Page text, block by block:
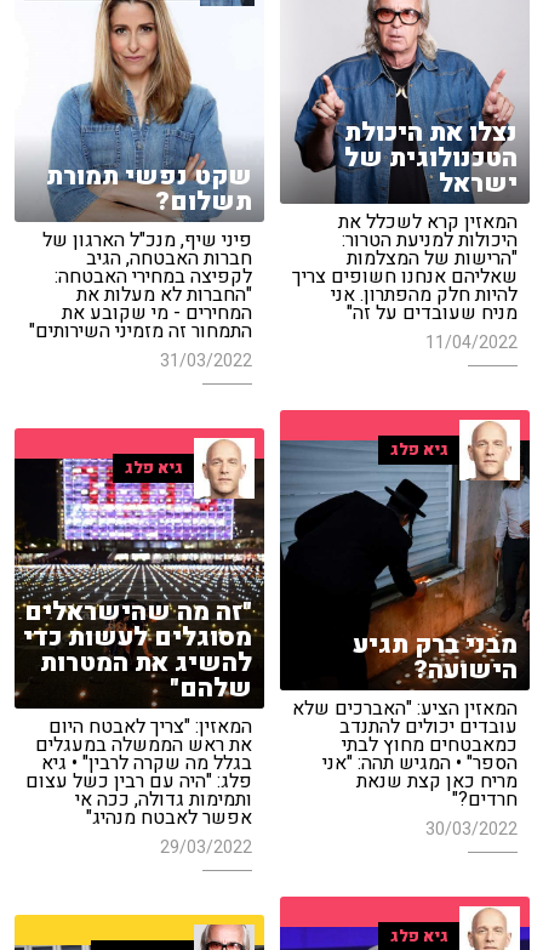
נצלו את היכולת
הטכנולוגית של
ישראל
המאזין קרא לשכלל את
היכולות למניעת הטרור:
"הרישות של המצלמות
שאליהם אנחנו חשופים צריך
להיות חלק מהפתרון. אני
מניח שעובדים על זה"
11/04/2022
שקט נפשי תמורת
תשלום?
פיני שיף, מנכ"ל הארגון של
חברות האבטחה, הגיב
לקפיצה במחירי האבטחה:
"החברות לא מעלות את
המחירים - מי שקובע את
התמחור זה מזמיני השירותים"
31/03/2022
גיא פלג
מבני ברק תגיע
הישועה?
המאזין הציע: "האברכים שלא
עובדים יכולים להתנדב
כמאבטחים מחוץ לבתי
הספר" • המגיש תהה: "אני
מריח כאן קצת שנאת
חרדים?"
30/03/2022
גיא פלג
"זה מה שהישראלים
מסוגלים לעשות כדי
להשיג את המטרות
שלהם"
המאזין: "צריך לאבטח היום
את ראש הממשלה במעגלים
בגלל מה שקרה לרבין" • גיא
פלג: "היה עם רבין כשל עצום
ותמימות גדולה, ככה אי
אפשר לאבטח מנהיג"
29/03/2022
גיא פלג